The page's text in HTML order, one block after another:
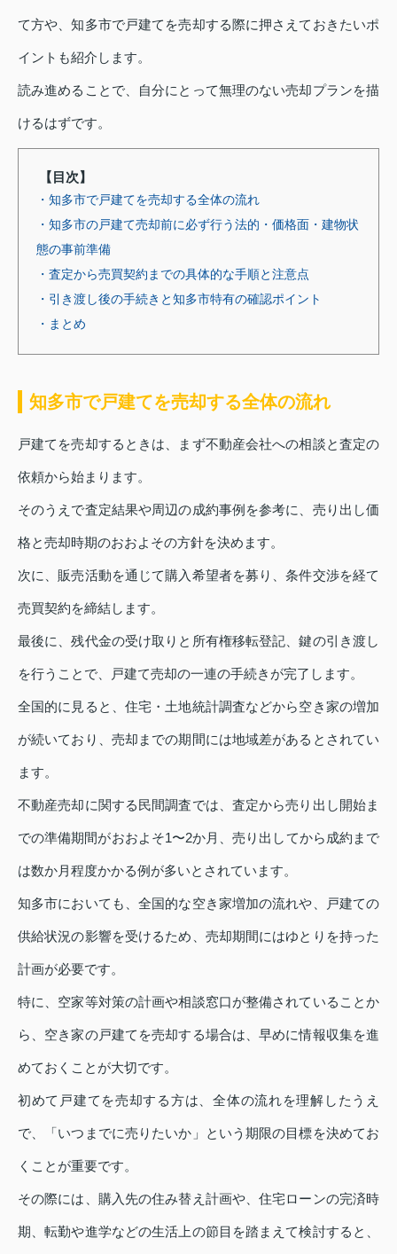
て方や、知多市で戸建てを売却する際に押さえておきたいポ
イントも紹介します。
読み進めることで、自分にとって無理のない売却プランを描
けるはずです。
【目次】
・知多市で戸建てを売却する全体の流れ
・知多市の戸建て売却前に必ず行う法的・価格面・建物状
態の事前準備
・査定から売買契約までの具体的な手順と注意点
・引き渡し後の手続きと知多市特有の確認ポイント
・まとめ
知多市で戸建てを売却する全体の流れ
戸建てを売却するときは、まず不動産会社への相談と査定の
依頼から始まります。
そのうえで査定結果や周辺の成約事例を参考に、売り出し価
格と売却時期のおおよその方針を決めます。
次に、販売活動を通じて購入希望者を募り、条件交渉を経て
売買契約を締結します。
最後に、残代金の受け取りと所有権移転登記、鍵の引き渡し
を行うことで、戸建て売却の一連の手続きが完了します。
全国的に見ると、住宅・土地統計調査などから空き家の増加
が続いており、売却までの期間には地域差があるとされてい
ます。
不動産売却に関する民間調査では、査定から売り出し開始ま
での準備期間がおおよそ1〜2か月、売り出してから成約まで
は数か月程度かかる例が多いとされています。
知多市においても、全国的な空き家増加の流れや、戸建ての
供給状況の影響を受けるため、売却期間にはゆとりを持った
計画が必要です。
特に、空家等対策の計画や相談窓口が整備されていることか
ら、空き家の戸建てを売却する場合は、早めに情報収集を進
めておくことが大切です。
初めて戸建てを売却する方は、全体の流れを理解したうえ
で、「いつまでに売りたいか」という期限の目標を決めてお
くことが重要です。
その際には、購入先の住み替え計画や、住宅ローンの完済時
期、転勤や進学などの生活上の節目を踏まえて検討すると、